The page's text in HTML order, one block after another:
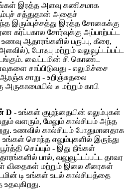
இரத்த அளவு கணிசமாக
சத்துதான் அதைச்
இரும்புச்சத்து இரத்த சோகைக்கு
கர்ப்பகால சோர்வுக்கு அப்பாற்பட்ட
உணவு ஆதாரங்களில் பருப்பு, கீரை,
டோஃபு மற்றும் வலுவூட்டப்பட்ட
வைட்டமின் சி கொண்ட
சாப்பிடுவது - எலுமிச்சை
ஆரஞ்சு சாறு - உறிஞ்சுதலை
அருகாமையில் டீ மற்றும் காபி
D - உங்கள் குழந்தையின் எலும்புகள்
வளரும், மேலும் கால்சியம் அந்த
உணவில் கால்சியம் போதுமானதாக
சொந்த எலும்புகளில் இருந்து
செய்யும் - இது நீங்கள்
பால், வலுவூட்டப்பட்ட தாவர
விதைகள் மற்றும் இலை கீரைகள்
டி உங்கள் உடல் கால்சியத்தை